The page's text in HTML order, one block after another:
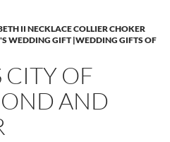
II NECKLACE COLLIER CHOKER
WEDDING GIFT |WEDDING GIFTS OF
CITY OF
AND